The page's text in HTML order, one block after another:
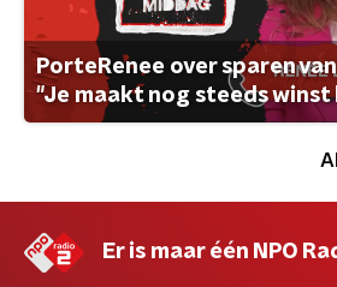
PorteRenee over sparen
"Je maakt nog steeds winst
Er is maar één NPO